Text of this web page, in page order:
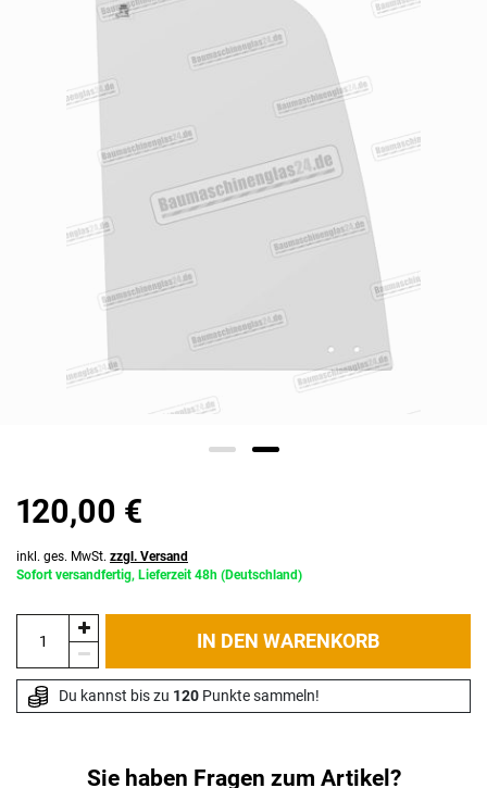
120,00 €
inkl. ges. MwSt. zzgl. Versand
Sofort versandfertig, Lieferzeit 48h (Deutschland)
IN DEN WARENKORB
Du kannst bis zu 120 Punkte sammeln!
Sie haben Fragen zum Artikel?